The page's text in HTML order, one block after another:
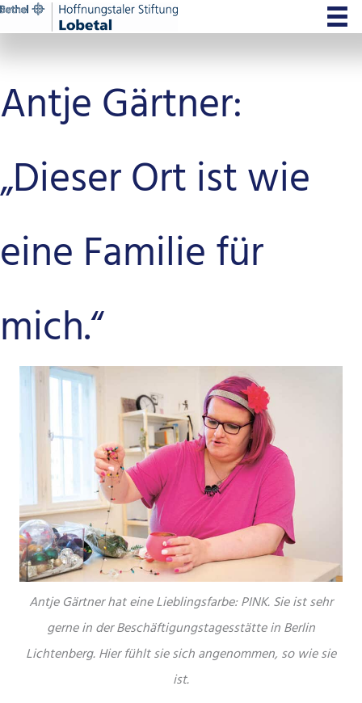
Zum
Inhalt
Antje Gärtner:
„Dieser Ort ist wie
eine Familie für
mich.“
Antje Gärtner hat eine Lieblingsfarbe: PINK. Sie ist sehr
gerne in der Beschäftigungstagesstätte in Berlin
Lichtenberg. Hier fühlt sie sich angenommen, so wie sie
ist.